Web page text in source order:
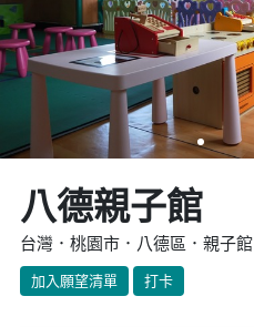
八德親子館
台灣．桃園市．八德區．親子館
加入願望清單 打卡